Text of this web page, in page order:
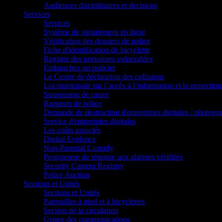
Audiences disciplinaires et decisions
Services
Services
Système de signalement en ligne
Vérification des dossiers de police
Fiche d'identification de bicyclette
Registre des personnes vulnérables
Embauchez un policier
Le Centre de déclaration des collisions
Loi municipale sur l’accès à l’information et la
Suspension de casier
Rapports de police
Demande de destruction d'empreintes digitales /
Service d'empreintes digitales
Les coûts associés
Digital Evidence
Non-Parental Custody
Programme de réponse aux alarmes vérifiées
Security Camera Registry
Police Auction
Sections et Unités
Sections et Unités
Patrouilles à pied et à bicyclettes
Section de la circulation
Centre des communications